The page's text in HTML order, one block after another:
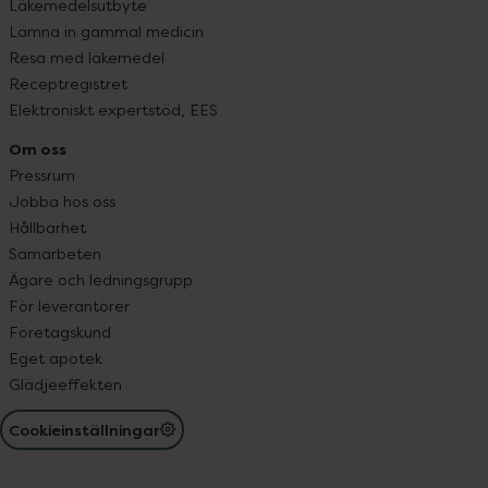
Läkemedelsutbyte
Lämna in gammal medicin
Resa med läkemedel
Receptregistret
Elektroniskt expertstöd, EES
Om oss
Pressrum
Jobba hos oss
Hållbarhet
Samarbeten
Ägare och ledningsgrupp
För leverantörer
Företagskund
Eget apotek
Glädjeeffekten
Cookieinställningar